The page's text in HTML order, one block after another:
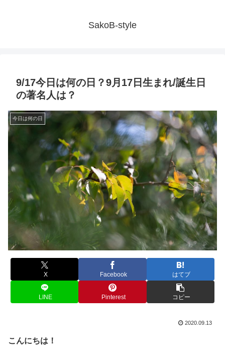
SakoB-style
9/17今日は何の日？9月17日生まれ/誕生日
の著名人は？
今日は何の日
X Facebook はてブ
LINE Pinterest コピー
2020.09.13
こんにちは！